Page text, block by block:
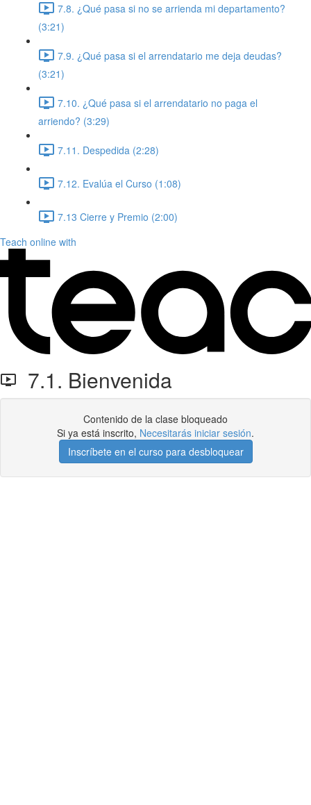
7.8. ¿Qué pasa si no se arrienda mi departamento?
(3:21)
7.9. ¿Qué pasa si el arrendatario me deja deudas?
(3:21)
7.10. ¿Qué pasa si el arrendatario no paga el
arriendo? (3:29)
7.11. Despedida (2:28)
7.12. Evalúa el Curso (1:08)
7.13 Cierre y Premio (2:00)
Teach online with
7.1. Bienvenida
Contenido de la clase bloqueado
Si ya está inscrito, Necesitarás iniciar sesión.
Inscríbete en el curso para desbloquear